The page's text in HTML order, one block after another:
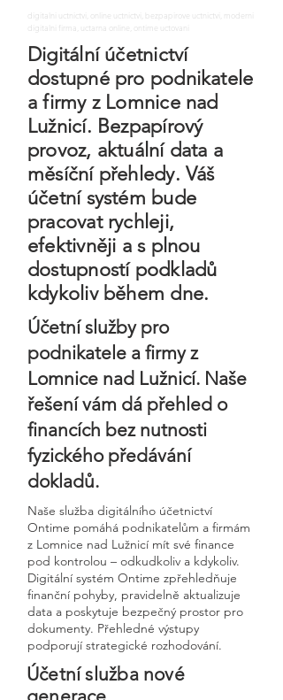
digitalni uctnictvi, online uctnictvi, bezpapirove uctnictvi, moderni
digitalni firma, uctarna online, ontime uctovani
Digitální účetnictví
dostupné pro podnikatele
a firmy z Lomnice nad
Lužnicí. Bezpapírový
provoz, aktuální data a
měsíční přehledy. Váš
účetní systém bude
pracovat rychleji,
efektivněji a s plnou
dostupností podkladů
kdykoliv během dne.
Účetní služby pro
podnikatele a firmy z
Lomnice nad Lužnicí. Naše
řešení vám dá přehled o
financích bez nutnosti
fyzického předávání
dokladů.
Naše služba digitálního účetnictví
Ontime pomáhá podnikatelům a firmám
z Lomnice nad Lužnicí mít své finance
pod kontrolou – odkudkoliv a kdykoliv.
Digitální systém Ontime zpřehledňuje
finanční pohyby, pravidelně aktualizuje
data a poskytuje bezpečný prostor pro
dokumenty. Přehledné výstupy
podporují strategické rozhodování.
Účetní služba nové